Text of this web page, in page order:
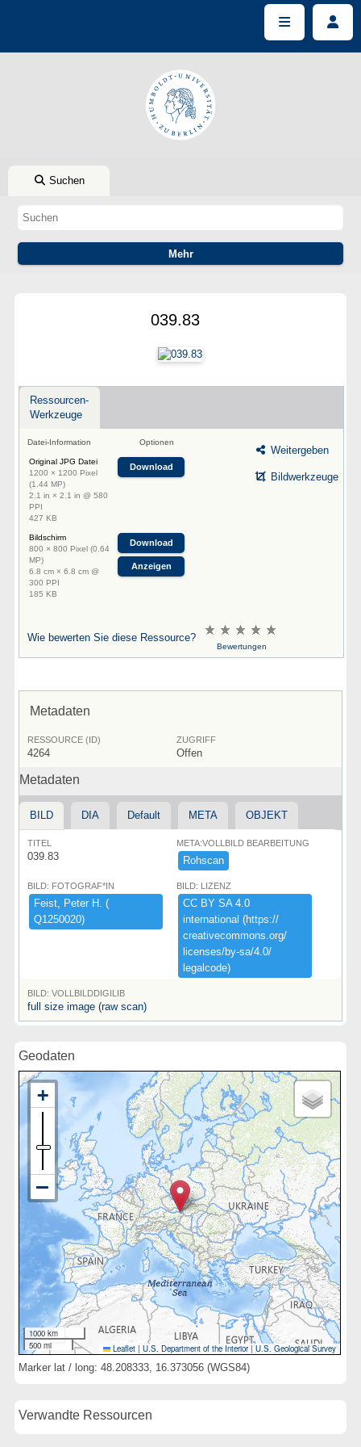
Suchen
039.83
Ressourcen-
Werkzeuge
Datei-Information Optionen
Original JPG Datei
1200 × 1200 Pixel
(1.44 MP)
2.1 in × 2.1 in @ 580
PPI
427 KB
Download
Bildschirm
800 × 800 Pixel (0.64
MP)
6.8 cm × 6.8 cm @
300 PPI
185 KB
Download
Anzeigen
Weitergeben
Bildwerkzeuge
Wie bewerten Sie diese Ressource?
Bewertungen
Metadaten
RESSOURCE (ID)
4264
ZUGRIFF
Offen
Metadaten
BILD DIA Default META OBJEKT
TITEL
039.83
META:VOLLBILD BEARBEITUNG
Rohscan
BILD: FOTOGRAF*IN
Feist,​ ​Peter ​H.​ ​(​
Q1250020)​
BILD: LIZENZ
CC ​BY ​SA ​4.​0 ​
international ​(​https:​/​/​
creativecommons.​org/​
licenses/​by-​sa/​4.​0/​
legalcode)​
BILD: VOLLBILDDIGILIB
full size image (raw scan)
Geodaten
1000 km
500 mi
Leaflet | U.S. Department of the Interior|U.S. Geological Survey
Marker lat / long: 48.208333, 16.373056 (WGS84)
Verwandte Ressourcen